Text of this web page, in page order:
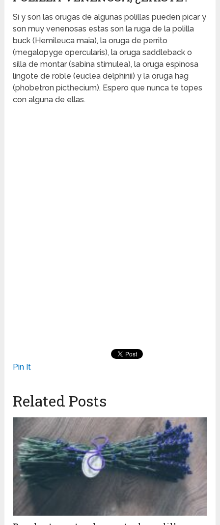
Si y son las orugas de algunas polillas pueden picar y
son muy venenosas estas son la ruga de la polilla
buck (Hemileuca maia), la oruga de perrito
(megalopyge opercularis), la oruga saddleback o
silla de montar (sabina stimulea), la oruga espinosa
lingote de roble (euclea delphinii) y la oruga hag
(phobetron picthecium). Espero que nunca te topes
con alguna de ellas.
Pin It
Related Posts